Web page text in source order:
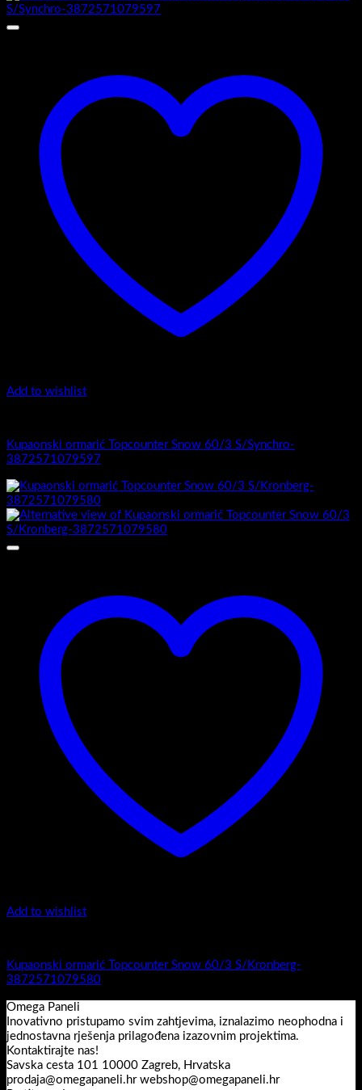
Add to wishlist
Kupaonski ormarić Topcounter Snow 60/3 S/Synchro-
3872571079597
Add to wishlist
Kupaonski ormarić Topcounter Snow 60/3 S/Kronberg-
3872571079580
Omega Paneli
Inovativno pristupamo svim zahtjevima, iznalazimo neophodna i
jednostavna rješenja prilagođena izazovnim projektima.
Kontaktirajte nas!
Savska cesta 101 10000 Zagreb, Hrvatska
prodaja@omegapaneli.hr webshop@omegapaneli.hr